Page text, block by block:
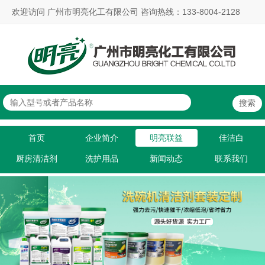
欢迎访问 广州市明亮化工有限公司 咨询热线：133-8004-2128
首页 企业简介 明亮联益 佳洁白
厨房清洁剂 洗护用品 新闻动态 联系我们